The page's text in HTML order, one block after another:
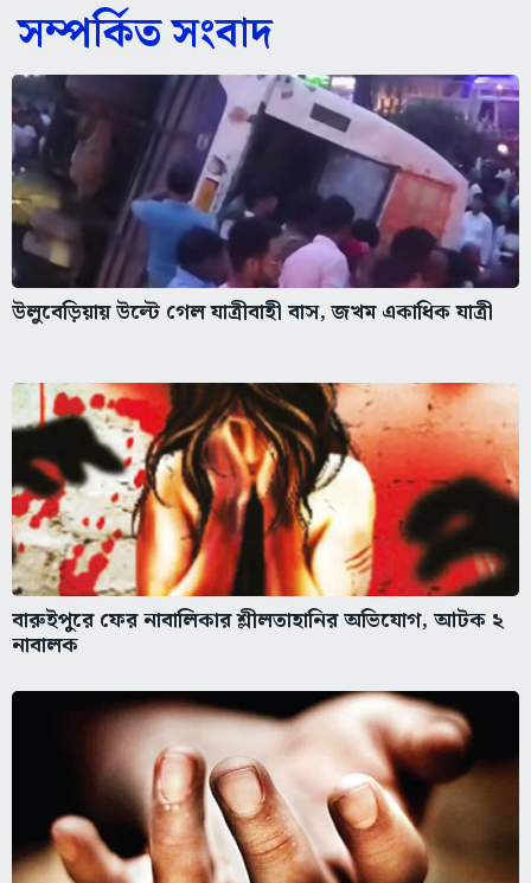
সম্পর্কিত সংবাদ
উলুবেড়িয়ায় উল্টে গেল যাত্রীবাহী বাস, জখম একাধিক যাত্রী
বারুইপুরে ফের নাবালিকার শ্লীলতাহানির অভিযোগ, আটক ২
নাবালক